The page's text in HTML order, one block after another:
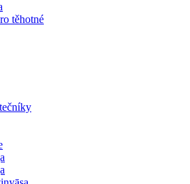
těhotné